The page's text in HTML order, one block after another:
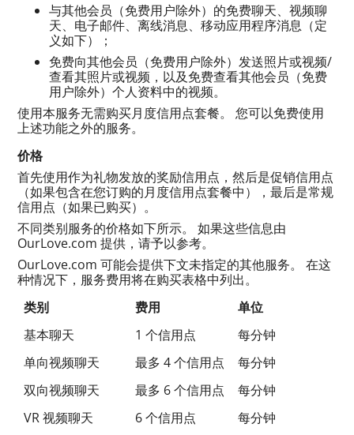
与其他会员（免费用户除外）的免费聊天、视频聊
天、电子邮件、离线消息、移动应用程序消息（定
义如下）；
免费向其他会员（免费用户除外）发送照片或视频/
查看其照片或视频，以及免费查看其他会员（免费
用户除外）个人资料中的视频。
使用本服务无需购买月度信用点套餐。 您可以免费使用
上述功能之外的服务。
价格
首先使用作为礼物发放的奖励信用点，然后是促销信用点
（如果包含在您订购的月度信用点套餐中），最后是常规
信用点（如果已购买）。
不同类别服务的价格如下所示。 如果这些信息由
OurLove.com 提供，请予以参考。
OurLove.com 可能会提供下文未指定的其他服务。 在这
种情况下，服务费用将在购买表格中列出。
类别
费用
单位
基本聊天
1 个信用点
每分钟
单向视频聊天
最多 4 个信用点
每分钟
双向视频聊天
最多 6 个信用点
每分钟
VR 视频聊天
6 个信用点
每分钟